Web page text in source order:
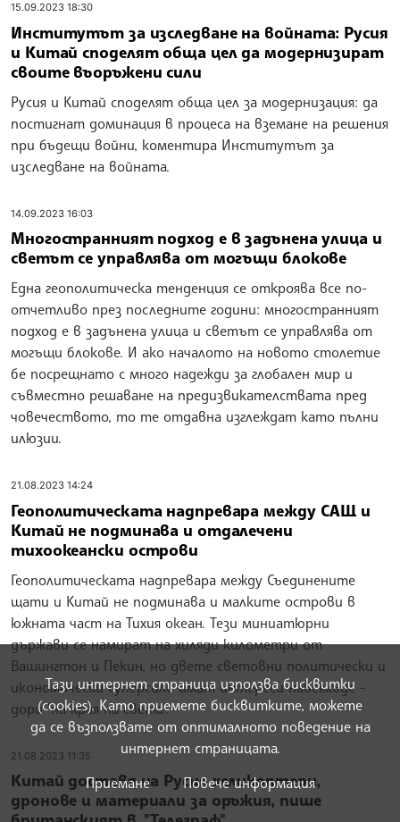
15.09.2023 18:30
Институтът за изследване на войната: Русия
и Китай споделят обща цел да модернизират
своите въоръжени сили
Русия и Китай споделят обща цел за модернизация: да
постигнат доминация в процеса на вземане на решения
при бъдещи войни, коментира Институтът за
изследване на войната.
14.09.2023 16:03
Многостранният подход е в задънена улица и
светът се управлява от могъщи блокове
Една геополитическа тенденция се откроява все по-
отчетливо през последните години: многостранният
подход е в задънена улица и светът се управлява от
могъщи блокове. И ако началото на новото столетие
бе посрещнато с много надежди за глобален мир и
съвместно решаване на предизвикателствата пред
човечеството, то те отдавна изглеждат като пълни
илюзии.
21.08.2023 14:24
Геополитическата надпревара между САЩ и
Китай не подминава и отдалечени
тихоокеански острови
Геополитическата надпревара между Съединените
щати и Китай не подминава и малките острови в
южната част на Тихия океан. Тези миниатюрни
държави се намират на хиляди километри от
Вашингтон и Пекин, но двете световни политически и
икономически суперсили имат интереси навсякъде -
дори "на края на света".
21.08.2023 11:35
Китай доставя на Русия хеликоптери,
дронове и материали за оръжия, пише
Тази интернет страница използва бисквитки
(cookies). Като приемете бисквитките, можете
да се възползвате от оптималното поведение на
интернет страницата.
Приемане
Повече информация